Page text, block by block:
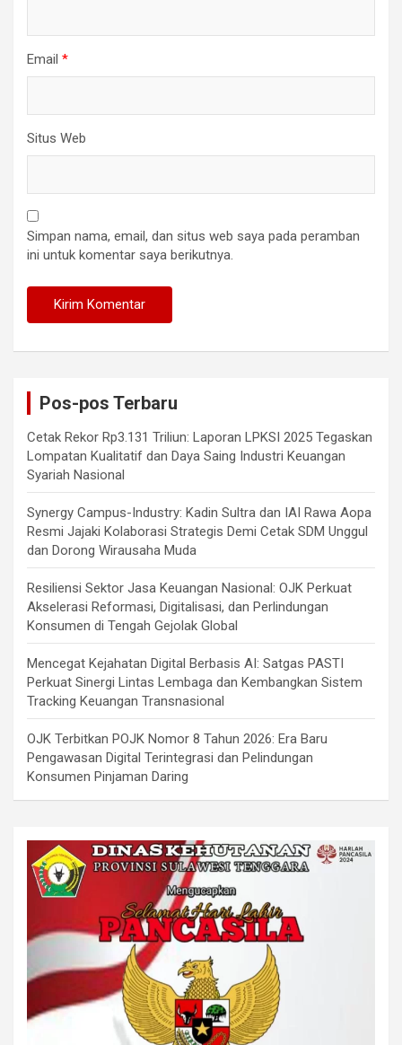
Email *
Situs Web
Simpan nama, email, dan situs web saya pada peramban
ini untuk komentar saya berikutnya.
Pos-pos Terbaru
Cetak Rekor Rp3.131 Triliun: Laporan LPKSI 2025 Tegaskan
Lompatan Kualitatif dan Daya Saing Industri Keuangan
Syariah Nasional
Synergy Campus-Industry: Kadin Sultra dan IAI Rawa Aopa
Resmi Jajaki Kolaborasi Strategis Demi Cetak SDM Unggul
dan Dorong Wirausaha Muda
Resiliensi Sektor Jasa Keuangan Nasional: OJK Perkuat
Akselerasi Reformasi, Digitalisasi, dan Perlindungan
Konsumen di Tengah Gejolak Global
Mencegat Kejahatan Digital Berbasis AI: Satgas PASTI
Perkuat Sinergi Lintas Lembaga dan Kembangkan Sistem
Tracking Keuangan Transnasional
OJK Terbitkan POJK Nomor 8 Tahun 2026: Era Baru
Pengawasan Digital Terintegrasi dan Pelindungan
Konsumen Pinjaman Daring